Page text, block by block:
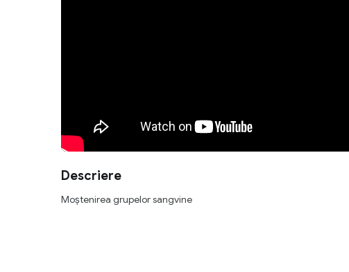
Descriere
Moștenirea grupelor sangvine